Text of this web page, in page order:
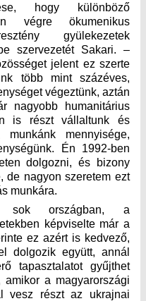
hogy különböző
végre ökumenikus
gyülekezetek
szervezetét Sakari. –
jelent ez szerte
több mint százéves,
végeztünk, aztán
nagyobb humanitárius
is részt vállaltunk és
mennyisége,
Én 1992-ben
dolgozni, és bizony
de nagyon szeretem ezt
munkára.
sok országban, a
képviselte már a
ez azért is kedvező,
dolgozik együtt, annál
tapasztalatot gyűjthet
a magyarországi
vesz részt az ukrajnai